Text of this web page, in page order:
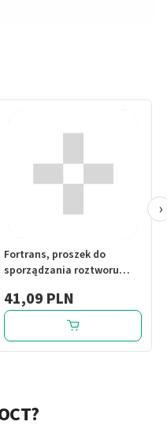
Fortrans, proszek do
sporządzania roztworu
4 sasz
41,09 PLN
›